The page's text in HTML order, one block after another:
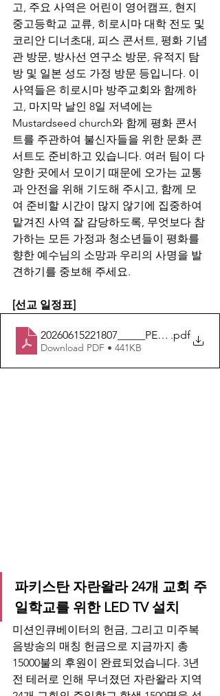
고, 주요 사역은 어린이 영어캠프, 현지
중고등학교 교류, 히로시마 대학 전도 및
코리안 디너초대, 피스 콘서트, 평화 기념
관 방문, 방사선 연구소 방문, 유적지 탐
방 및 일본 성도 가정 방문 등입니다. 이
사역들은 히로시마 방주교회와 함께하
고, 마지막 날인 8일 저녁에는
Mustardseed church와 함께 평화 콘서
트를 주관하여 불신자들을 위한 문화 콘
서트도 준비하고 있습니다. 여러 팀이 다
양한 곳에서 모이기 때문에 오가는 교통
과 안전을 위해 기도해 주시고, 함께 모
여 준비할 시간이 많지 않기에 집중하여
맡겨진 사역 잘 감당하도록, 무엇보다 참
가하는 모든 가정과 청소년들이 평화를
향한 예수님의 소망과 우리의 사명을 발
견하기를 중보해 주세요.
[선교 일정표]
.pdf
Download PDF • 441KB
파키스탄 자란왈라 24개 교회 주
일학교를 위한 LED TV 설치
미션인큐베이터의 헌금, 그리고 미주복
음방송의 매칭 헌금으로 지금까지 총
15000불의 후원이 완료되었습니다. 3년
전 테러로 인해 무너졌던 자란왈라 지역